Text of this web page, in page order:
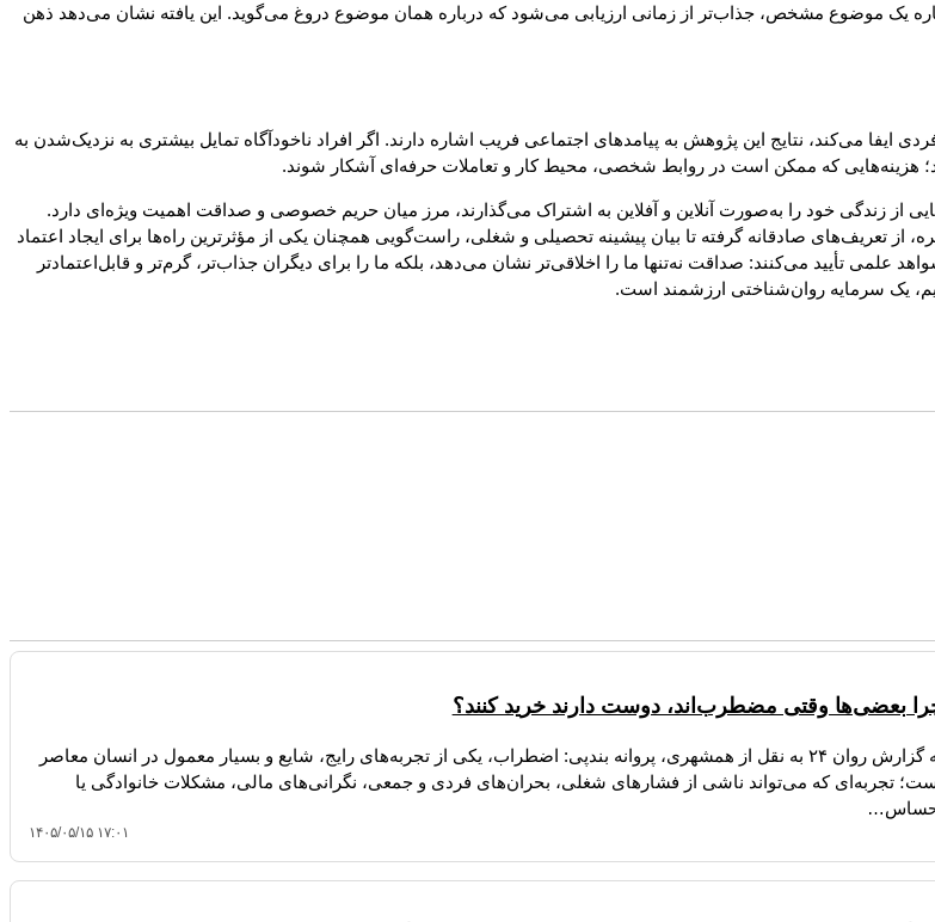
یک موضوع مشخص، جذاب‌تر از زمانی ارزیابی می‌شود که درباره همان موضوع دروغ می‌گوید. این یافته نشان می‌دهد ذهن
می‌کند، نتایج این پژوهش به پیامدهای اجتماعی فریب اشاره دارند. اگر افراد ناخودآگاه تمایل بیشتری به نزدیک‌شدن به
هزینه‌هایی که ممکن است در روابط شخصی، محیط کار و تعاملات حرفه‌ای آشکار شوند.
از زندگی خود را به‌صورت آنلاین و آفلاین به اشتراک می‌گذارند، مرز میان حریم خصوصی و صداقت اهمیت ویژه‌ای دارد.
تعریف‌های صادقانه گرفته تا بیان پیشینه تحصیلی و شغلی، راست‌گویی همچنان یکی از مؤثرترین راه‌ها برای ایجاد اعتماد
تأیید می‌کنند: صداقت نه‌تنها ما را اخلاقی‌تر نشان می‌دهد، بلکه ما را برای دیگران جذاب‌تر، گرم‌تر و قابل‌اعتمادتر
یک سرمایه روان‌شناختی ارزشمند است.
بعضی‌ها وقتی مضطرب‌اند، دوست دارند خرید کنند؟
به گزارش روان ۲۴ به نقل از همشهری، پروانه بندپی: اضطراب، یکی از تجربه‌های رایج، شایع و بسیار معمول در انسان معاصر
تجربه‌ای که می‌تواند ناشی از فشارهای شغلی، بحران‌های فردی و جمعی، نگرانی‌های مالی، مشکلات خانوادگی یا
۱۴۰۵/۰۵/۱۵ ۱۷:۰۱